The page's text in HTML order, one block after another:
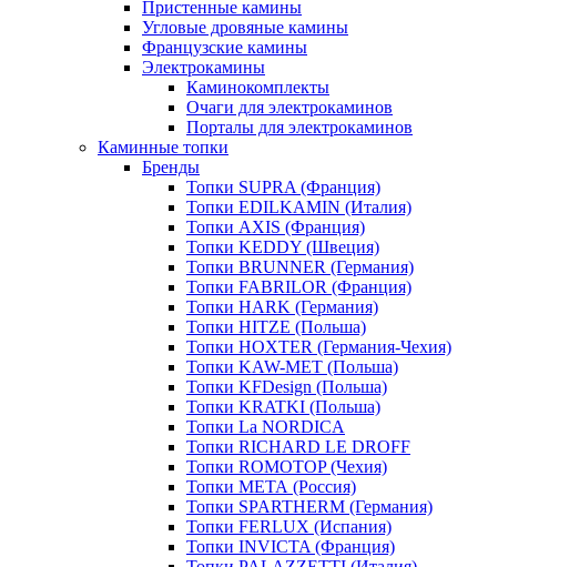
Пристенные камины
Угловые дровяные камины
Французские камины
Электрокамины
Каминокомплекты
Очаги для электрокаминов
Порталы для электрокаминов
Каминные топки
Бренды
Топки SUPRA (Франция)
Топки EDILKAMIN (Италия)
Топки AXIS (Франция)
Топки KEDDY (Швеция)
Топки BRUNNER (Германия)
Топки FABRILOR (Франция)
Топки HARK (Германия)
Топки HITZE (Польша)
Топки HOXTER (Германия-Чехия)
Топки KAW-MET (Польша)
Топки KFDesign (Польша)
Топки KRATKI (Польша)
Топки La NORDICA
Топки RICHARD LE DROFF
Топки ROMOTOP (Чехия)
Топки МЕТА (Россия)
Топки SPARTHERM (Германия)
Топки FERLUX (Испания)
Топки INVICTA (Франция)